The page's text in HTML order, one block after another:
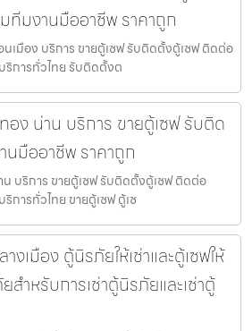
ทีมงานมืออาชีพ ราคาถูก
เมือง บริการ ขายตู้เซฟ รับติดตั้งตู้เซฟ ติดต่อ
ริการทั่วไทย รับติดตั้งต
อง น่าน บริการ ขายตู้เซฟ รับติด
มืออาชีพ ราคาถูก
น บริการ ขายตู้เซฟ รับติดตั้งตู้เซฟ ติดต่อ
การทั่วไทย ขายตู้เซฟ ตู้เซ
งเมือง ตู้นิรภัยให้เช่าและตู้เซฟให้
สำหรับการเช่าตู้นิรภัยและเช่าตู้